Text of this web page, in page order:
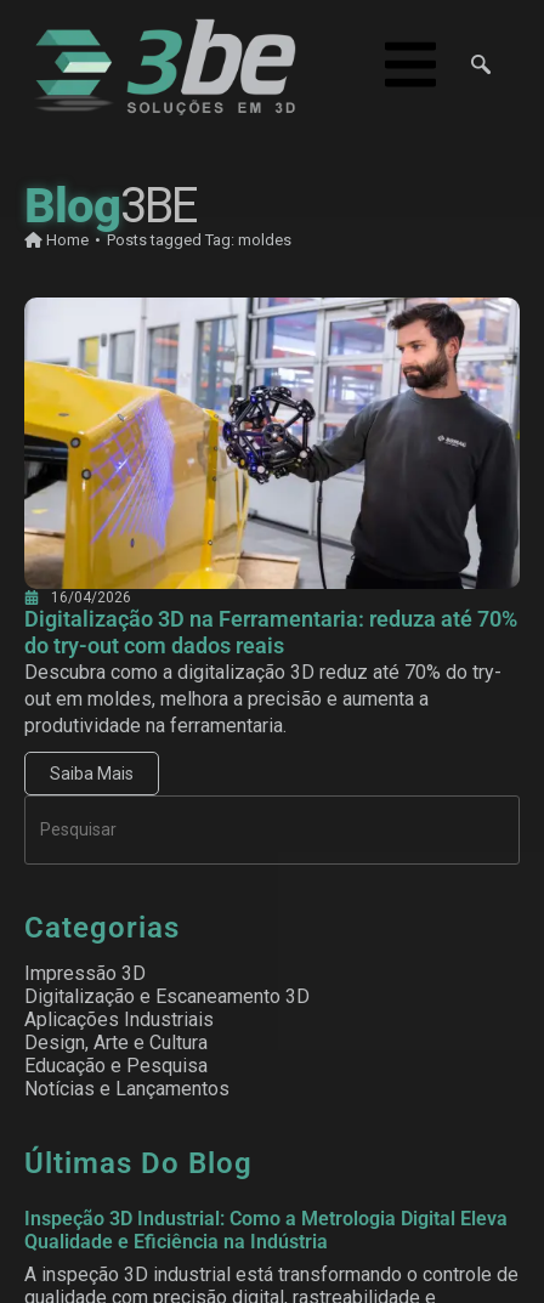
Blog3BE
Home • Posts tagged Tag: moldes
16/04/2026
Digitalização 3D na Ferramentaria: reduza até 70%
do try-out com dados reais
Descubra como a digitalização 3D reduz até 70% do try-
out em moldes, melhora a precisão e aumenta a
produtividade na ferramentaria.
Saiba Mais
Categorias
Impressão 3D
Digitalização e Escaneamento 3D
Aplicações Industriais
Design, Arte e Cultura
Educação e Pesquisa
Notícias e Lançamentos
Últimas Do Blog
Inspeção 3D Industrial: Como a Metrologia Digital Eleva
Qualidade e Eficiência na Indústria
A inspeção 3D industrial está transformando o controle de
qualidade com precisão digital, rastreabilidade e